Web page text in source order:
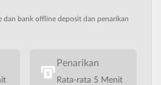
dan bank offline deposit dan penarikan
Penarikan
Rata-rata 5 Menit